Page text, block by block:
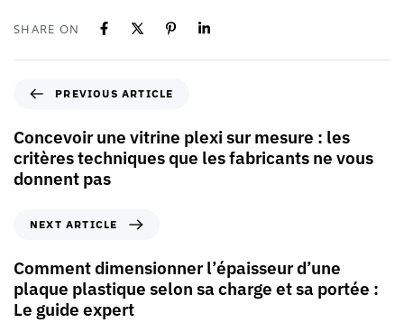
SHARE ON
PREVIOUS ARTICLE
Concevoir une vitrine plexi sur mesure : les
critères techniques que les fabricants ne vous
donnent pas
NEXT ARTICLE
Comment dimensionner l’épaisseur d’une
plaque plastique selon sa charge et sa portée :
Le guide expert